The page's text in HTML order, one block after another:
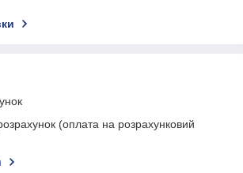
(оплата на розрахунковий